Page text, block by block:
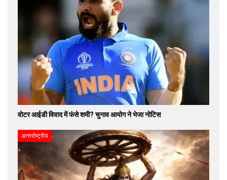
वोटर आईडी विवाद में फंसे शमी? चुनाव आयोग ने भेजा नोटिस
अन्तर्राष्ट्रीय